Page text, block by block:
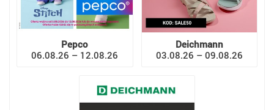
Pepco
06.08.26 – 12.08.26
Deichmann
03.08.26 – 09.08.26